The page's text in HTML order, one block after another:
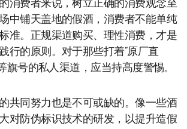
消费者来说，树立正确的消费观念至
中铺天盖地的假酒，消费者不能单纯
准。正规渠道购买、理性消费，才是
行的原则。对于那些打着“原厂直
旗号的私人渠道，应当持高度警惕。
共同努力也是不可或缺的。像一些酒
对防伪标识技术的研发，以提升造假